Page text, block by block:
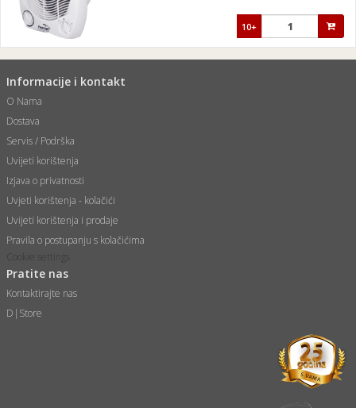
10+
Informacije i kontakt
O Nama
Dostava
Servis / Podrška
Uvijeti korištenja
Izjava o privatnosti
Uvjeti korištenja - kolačići
Uvijeti korištenja i prodaje
Pravila o postupanju s kolačićima
Cookie settings
Pratite nas
Kontaktirajte nas
D|Store